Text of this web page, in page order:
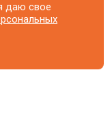
даю свое